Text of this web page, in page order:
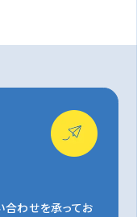
合わせを承ってお